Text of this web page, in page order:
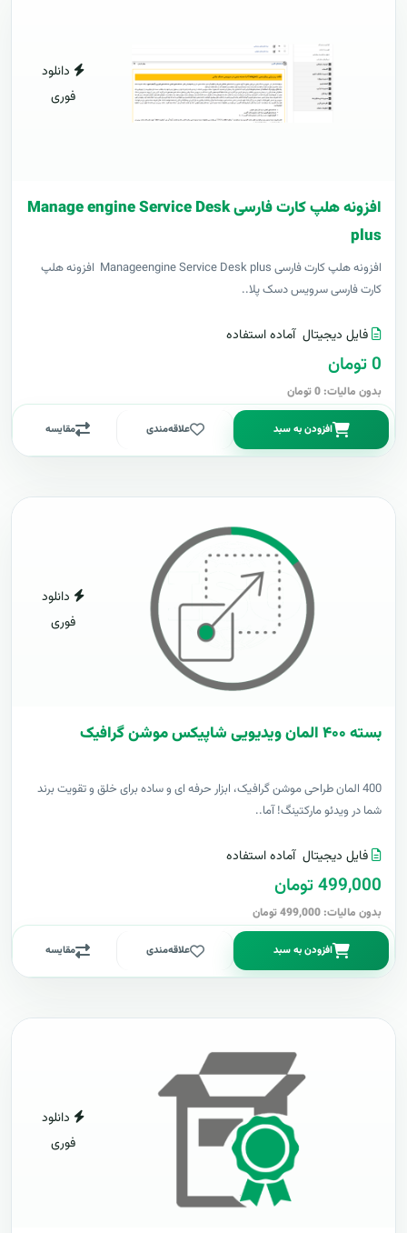
دانلود
فوری
افزونه هلپ کارت فارسی Manage engine Service Desk
plus
افزونه هلپ کارت فارسی Manageengine Service Desk plus افزونه هلپ
کارت فارسی سرویس دسک پلا..
فایل دیجیتال آماده استفاده
0 تومان
بدون مالیات: 0 تومان
افزودن به سبد علاقه‌مندی مقایسه
دانلود
فوری
بسته ۴۰۰ المان ویدیویی شاپیکس موشن گرافیک
400 المان طراحی موشن گرافیک، ابزار حرفه ای و ساده برای خلق و تقویت برند
شما در ویدئو مارکتینگ! آما..
فایل دیجیتال آماده استفاده
499,000 تومان
بدون مالیات: 499,000 تومان
افزودن به سبد علاقه‌مندی مقایسه
دانلود
فوری